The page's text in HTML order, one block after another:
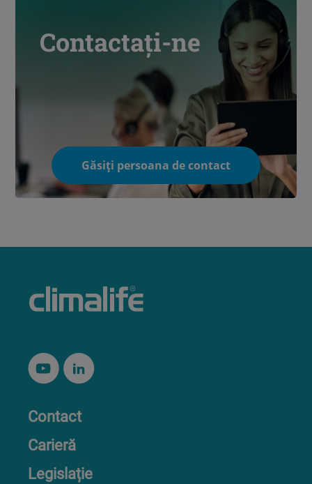
Contactați-ne
Găsiți persoana de contact
Contact
Carieră
Legislație